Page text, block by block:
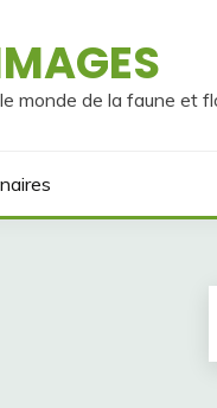
monde de la faune et